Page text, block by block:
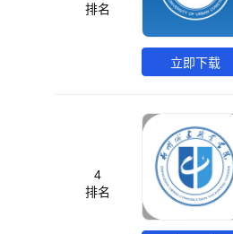
排名
立即下载
4
排名